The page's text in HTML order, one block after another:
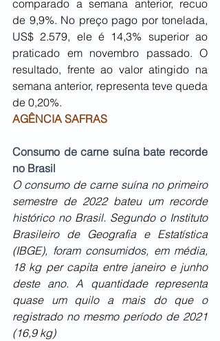
comparado a semana anterior, recuo
de 9,9%. No preço pago por tonelada,
US$ 2.579, ele é 14,3% superior ao
praticado em novembro passado. O
resultado, frente ao valor atingido na
semana anterior, representa teve queda
de 0,20%.
AGÊNCIA SAFRAS
Consumo de carne suína bate recorde
no Brasil
O consumo de carne suína no primeiro
semestre de 2022 bateu um recorde
histórico no Brasil. Segundo o Instituto
Brasileiro de Geografia e Estatística
(IBGE), foram consumidos, em média,
18 kg per capita entre janeiro e junho
deste ano. A quantidade representa
quase um quilo a mais do que o
registrado no mesmo período de 2021
(16,9 kg)